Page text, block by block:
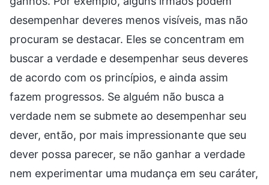
desempenhar deveres menos visíveis, mas não
procuram se destacar. Eles se concentram em
buscar a verdade e desempenhar seus deveres
de acordo com os princípios, e ainda assim
fazem progressos. Se alguém não busca a
verdade nem se submete ao desempenhar seu
dever, então, por mais impressionante que seu
dever possa parecer, se não ganhar a verdade
nem experimentar uma mudança em seu caráter,